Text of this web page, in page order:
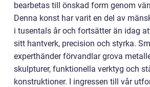
bearbetas till önskad form genom
Denna konst har varit en del av
i tusentals år och fortsätter än idag
sitt hantverk, precision och styrka.
experthänder förvandlar grova
skulpturer, funktionella verktyg och
konstruktioner. I ingressen till vår